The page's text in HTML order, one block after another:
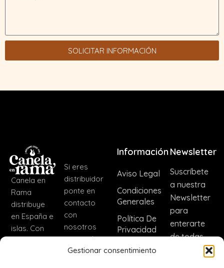
Gestionar consentimiento
SOLICITAR INFORMACIÓN
Canela en
Rama
distribuye
en España e
islas. Con
Si eres
distribuidor
ponte en
contacto
con
nosotros
para incluir
nuestros
Información
Aviso Legal
Condiciones
Generales
Política De
Privacidad
Política De
Newsletter
Suscríbete
a nuestra
Newsletter
para
enterarte
de todas
las noticias